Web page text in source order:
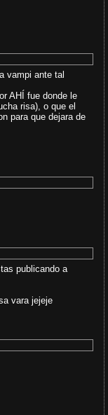
vampi ante tal
AHÍ fue donde le
risa), o que el
para que dejara de
publicando a
vara jejeje